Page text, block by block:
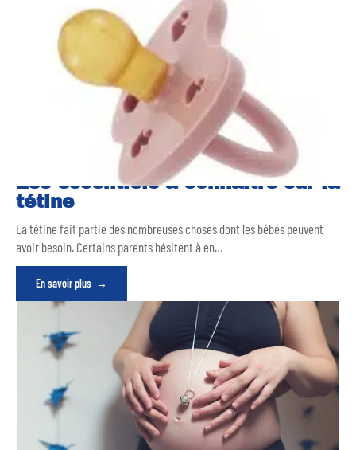
Les essentiels à connaître sur la
tétine
La tétine fait partie des nombreuses choses dont les bébés peuvent
avoir besoin. Certains parents hésitent à en…
En savoir plus